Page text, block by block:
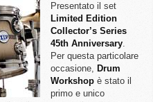
Presentato il set
Limited Edition
Collector’s Series
45th Anniversary.
Per questa particolare
occasione, Drum
Workshop è stato il
primo e unico